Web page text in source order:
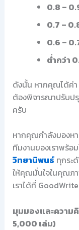
0.8 –
0.7 –
0.6 –
ต่ำกว่า
ดังนั้น หากคุณได้ค่า
ต้องพิจารณาปรับป
ครับ
หากคุณกำลังมองห
ทีมงานของเราพร้อ
วิทยานิพนธ์ทุกระ
ให้คุณมั่นใจในคุณภ
เราได้ที่
มุมมองและความ
5,000 เล่ม)